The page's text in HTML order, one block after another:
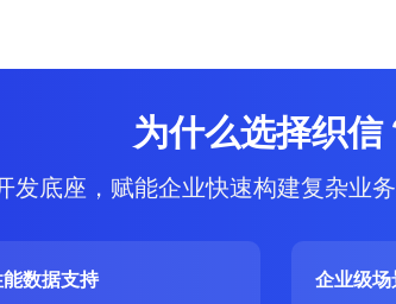
为什么选择织信
发底座，赋能企业快速构建复杂业
数据支持 企业级